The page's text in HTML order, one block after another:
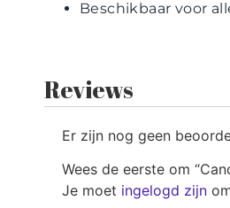
Beschikbaar voor
Reviews
Er zijn nog geen
Wees de eerste om
Je moet ingelogd zijn